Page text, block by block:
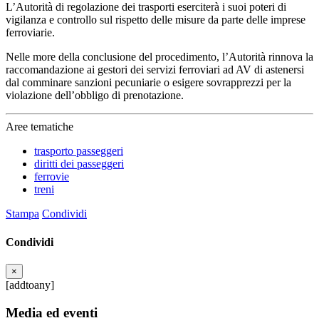
L’Autorità di regolazione dei trasporti eserciterà i suoi poteri di
vigilanza e controllo sul rispetto delle misure da parte delle imprese
ferroviarie.
Nelle more della conclusione del procedimento, l’Autorità rinnova la
raccomandazione ai gestori dei servizi ferroviari ad AV di astenersi
dal comminare sanzioni pecuniarie o esigere sovrapprezzi per la
violazione dell’obbligo di prenotazione.
Aree tematiche
trasporto passeggeri
diritti dei passeggeri
ferrovie
treni
Stampa Condividi
Condividi
×
[addtoany]
Media ed eventi